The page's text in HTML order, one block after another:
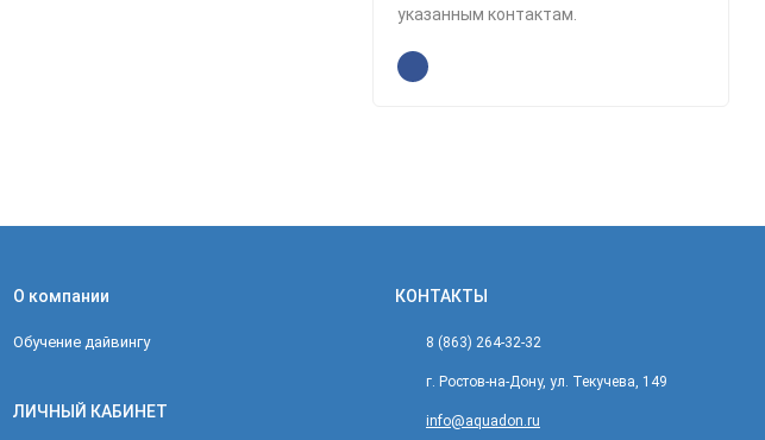
указанным контактам.
О компании
Обучение дайвингу
ЛИЧНЫЙ КАБИНЕТ
КОНТАКТЫ
8 (863) 264-32-32
г. Ростов-на-Дону, ул. Текучева, 149
info@aquadon.ru